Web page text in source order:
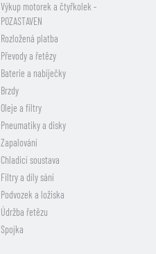
Výkup motorek a čtyřkolek -
POZASTAVEN
Rozložená platba
Převody a řetězy
Baterie a nabíječky
Brzdy
Oleje a filtry
Pneumatiky a disky
Zapalování
Chladicí soustava
Filtry a díly sání
Podvozek a ložiska
Údržba řetězu
Spojka